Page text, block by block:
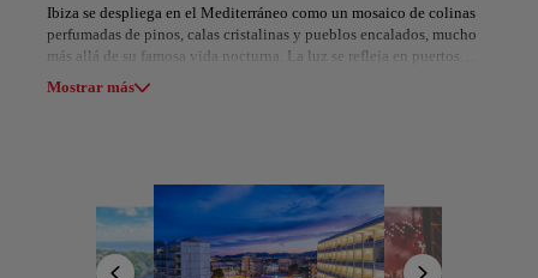
Nuestros destinos
Ibiza se despliega en el Mediterráneo como un mosaico de colinas
perfumadas de pinos, calas cristalinas y pueblos encalados, mucho
más allá de su famosa vida nocturna. La luz se refleja en puertos
tranquilos, playas escondidas e iglesias en lo alto, revelando una
kayak sobre aguas turquesas. Murallas medievales, casas cúbicas
blancas y villas contemporáneas dibujan su arquitectura, mientras
las cenas al atardecer y los paseos por calles empedradas envuelven
la noche en luz dorada.
Mostrar más